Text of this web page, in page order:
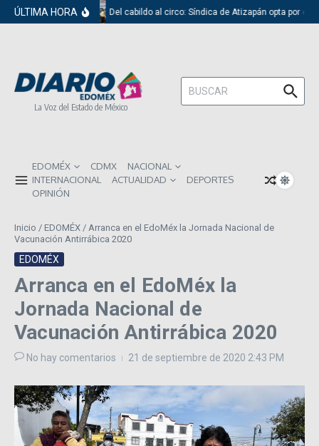
Saltar al contenido
ÚLTIMA HORA Del cabildo al circo: Síndica de Atizapán opta por el
La Voz del Estado de México
Buscar:
EDOMÉX CDMX
NACIONAL
INTERNACIONAL
ACTUALIDAD
DEPORTES
OPINIÓN
Inicio / EDOMÉX / Arranca en el EdoMéx la Jornada Nacional de
Vacunación Antirrábica 2020
EDOMÉX
Arranca en el EdoMéx la
Jornada Nacional de
Vacunación Antirrábica 2020
No hay comentarios 21 de septiembre de 2020 2:43 PM